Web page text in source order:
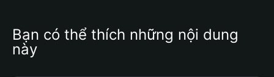
Bạn có thể thích những nội dung
này